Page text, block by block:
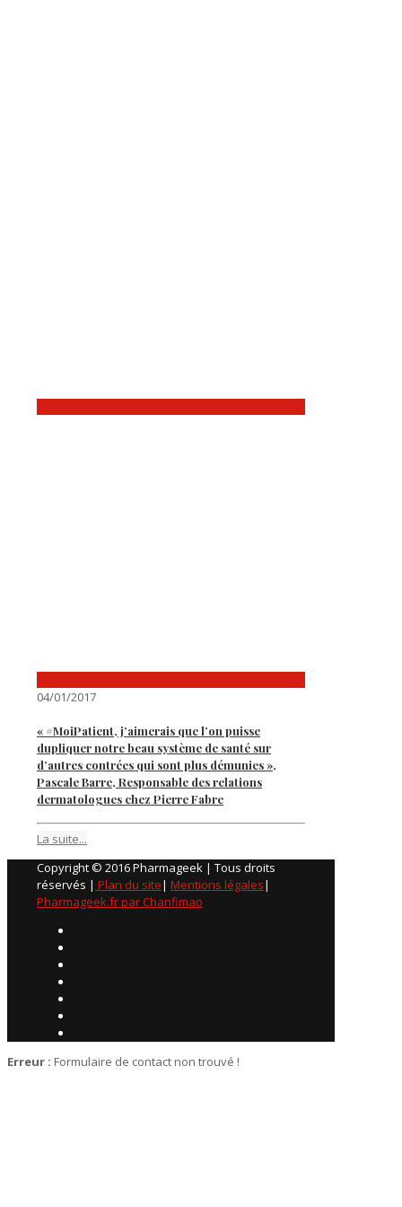
04/01/2017
« #MoiPatient, j’aimerais que l’on puisse
dupliquer notre beau système de santé sur
d’autres contrées qui sont plus démunies »,
Pascale Barre, Responsable des relations
dermatologues chez Pierre Fabre
La suite...
Copyright © 2016 Pharmageek | Tous droits
réservés | Plan du site| Mentions légales|
Pharmageek.fr par Chanfimao
Erreur : Formulaire de contact non trouvé !